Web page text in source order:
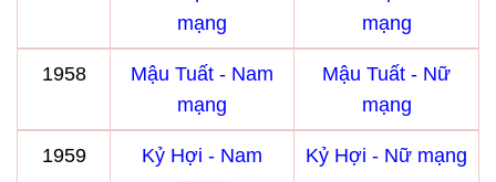
mạng
mạng
1958
Mậu Tuất - Nam
mạng
Mậu Tuất - Nữ
mạng
1959
Kỷ Hợi - Nam
Kỷ Hợi - Nữ mạng